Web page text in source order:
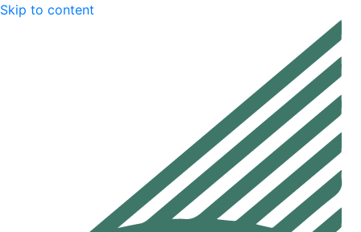
Skip to content